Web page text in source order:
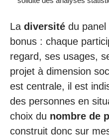
La diversité du panel
bonus : chaque
regard, ses usages,
projet à dimension
est centrale, il est
des personnes en
choix du nombre de
construit donc sur